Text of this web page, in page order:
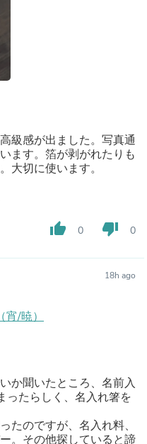
級感が出ました。写真通
ます。箔が剥がれたりも
大切に使います。
thumb_up 0 thumb_down 0
18h ago
/暁）
か聞いたところ、名前入
ったらしく、名入れ箸を
たのですが、名入れ料、
。その他探していると諦